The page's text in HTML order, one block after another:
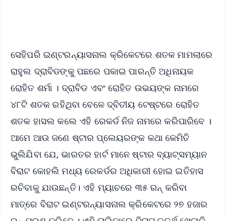
ସେହିପରି ଇଣ୍ଟରନ୍ୟାସନାଲ କ୍ରିକେଟରେ ଶତକ ମାମଲାରେ
ରାହୁଲ ଦ୍ରାବିଡଙ୍କୁ ପଛରେ ପକାଇ ପାରନ୍ତି ଅଧିନାୟକ
ରୋହିତ ଶର୍ମା । ଦ୍ରାବିଡ ଏବଂ ରୋହିତ ଉଭୟଙ୍କ ନାମରେ
୪୮ଟି ଶତକ ରହିଥିବା ବେଳେ ଦ୍ବିତୀୟ ଟେଷ୍ଟରେ ରୋହିତ
ଶତକ ହାସଲ କଲେ ଏହି ରେକର୍ଡ ନିଜ ନାମରେ କରିପାରିବେ ।
ଆମେ ଆଉ ଜଣେ ଷ୍ଟାର ପ୍ଲେୟରଙ୍କ କଥା କେମିତି
ଭୁଲିଯିବା ଯେ, ଭାରତର ହାର୍ଟ ମାନେ ଷ୍ଟାର ବ୍ୟାଟ୍ସମ୍ୟାନ
ବିରାଟ କୋହଲି ମଧ୍ୟ ରେକର୍ଡର ଅଧିକାରୀ ହୋଇ ଇତିହାସ
ରଚିବାକୁ ଯାଉଛନ୍ତି। ଏହି ମ୍ୟାଚରେ ୩୫ ରନ୍ କରିବା
ମାତ୍ରେ ବିରାଟ ଇଣ୍ଟରନ୍ୟାସନାଲ କ୍ରିକେଟରେ ୨୭ ହଜାର